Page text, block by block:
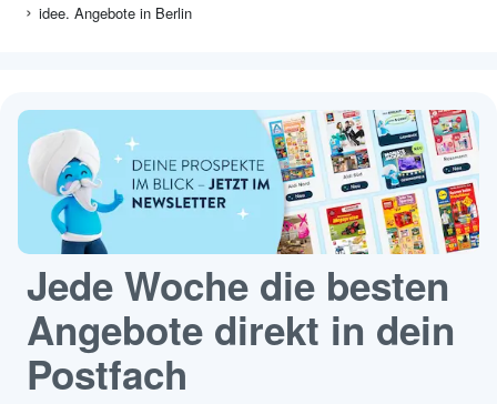
idee. Angebote in Berlin
Jede Woche die besten
Angebote direkt in dein
Postfach